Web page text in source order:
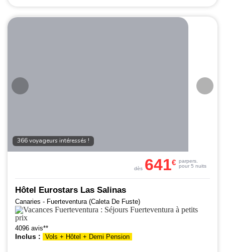
366 voyageurs intéressés !
Hôtel Eurostars Las Salinas
Canaries - Fuerteventura (Caleta De Fuste)
4096 avis**
Inclus : Vols + Hôtel + Demi Pension
dès 641€ parpers.
pour 5 nuits